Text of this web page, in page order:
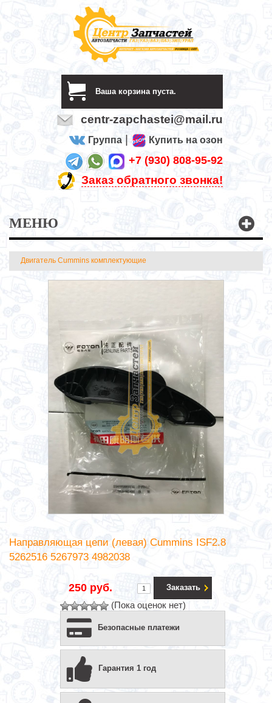
Ваша корзина пуста.
centr-zapchastei@mail.ru
Группа Купить на озон
+7 (930) 808-95-92
Заказ обратного звонка!
МЕНЮ
Двигатель Cummins комплектующие
Направляющая цепи (левая) Cummins ISF2.8
5262516 5267973 4982038
250 руб. Заказать
(Пока оценок нет)
Безопасные платежи
Гарантия 1 год